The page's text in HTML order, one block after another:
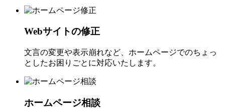
Webサイトの修正
文言の変更や表示崩れなど、ホームページでのちょっ
としたお困りごとに対応いたします。
ホームページ相談